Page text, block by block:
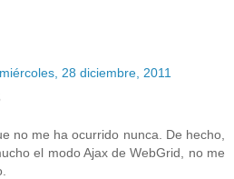
miércoles, 28 diciembre, 2011
no me ha ocurrido nunca. De hecho,
el modo Ajax de WebGrid, no me